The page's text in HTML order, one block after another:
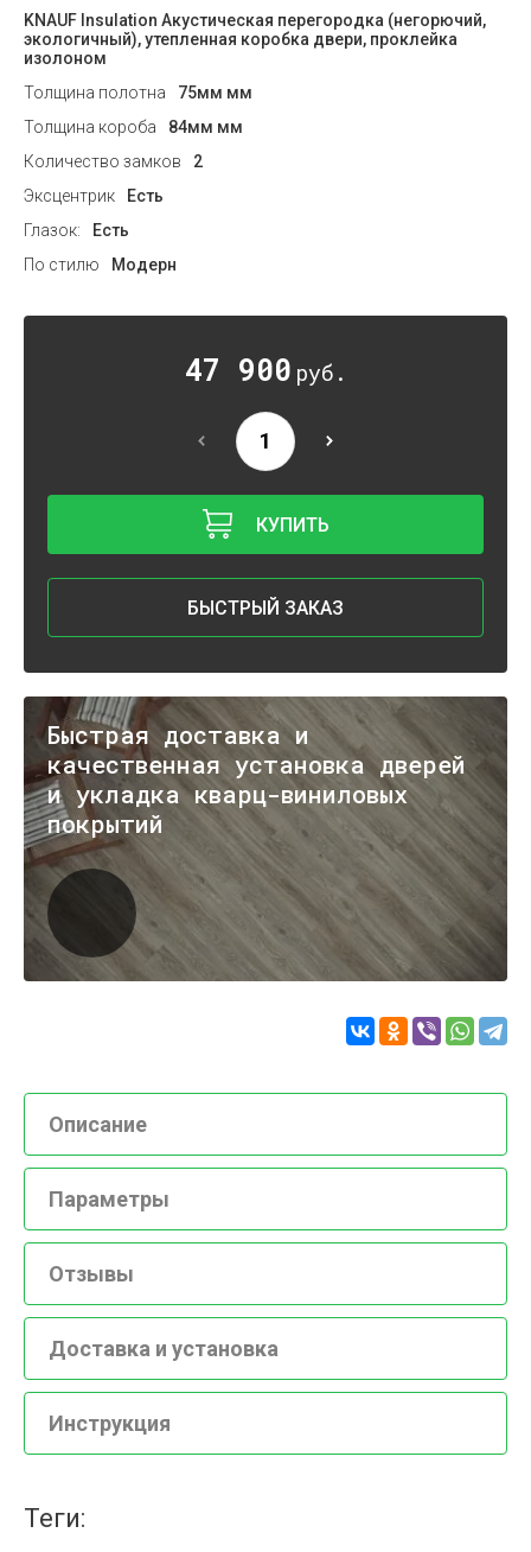
KNAUF Insulation Акустическая перегородка (негорючий,
экологичный), утепленная коробка двери, проклейка
изолоном
Толщина полотна
75мм мм
Толщина короба
84мм мм
Количество замков
2
Эксцентрик
Есть
Глазок:
Есть
По стилю
Модерн
47 900 руб.
КУПИТЬ
БЫСТРЫЙ ЗАКАЗ
Быстрая доставка и
качественная установка дверей
и укладка кварц-виниловых
покрытий
Описание
Параметры
Отзывы
Доставка и установка
Инструкция
теги: